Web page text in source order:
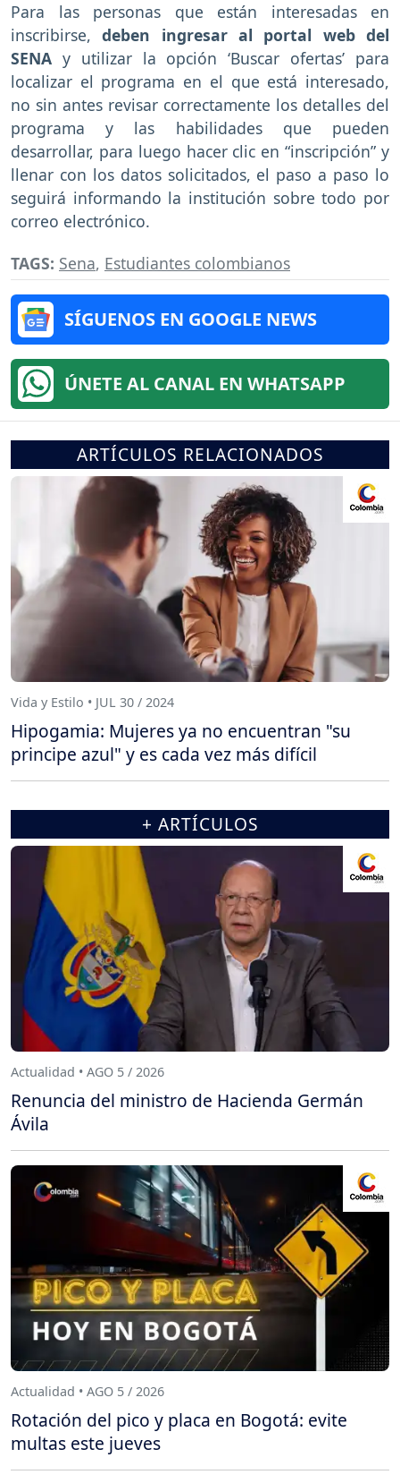
Para las personas que están interesadas en
inscribirse,deben ingresar al portal web del
SENA y utilizar la opción ‘Buscar ofertas’ para
localizar el programa en el que está interesado,
no sin antes revisar correctamente los detalles del
programa y las habilidades que pueden
desarrollar, para luego hacer clic en “inscripción” y
llenar con los datos solicitados, el paso a paso lo
seguirá informando la institución sobre todo por
correo electrónico.
TAGS: Sena, Estudiantes colombianos
SÍGUENOS EN GOOGLE NEWS
ÚNETE AL CANAL EN WHATSAPP
ARTÍCULOS RELACIONADOS
Vida y Estilo • JUL 30 / 2024
Hipogamia: Mujeres ya no encuentran "su
principe azul" y es cada vez más difícil
+ ARTÍCULOS
Actualidad • AGO 5 / 2026
Renuncia del ministro de Hacienda Germán
Ávila
Actualidad • AGO 5 / 2026
Rotación del pico y placa en Bogotá: evite
multas este jueves